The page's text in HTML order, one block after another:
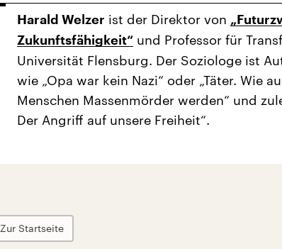
Harald Welzer ist der Direktor von
Zukunftsfähigkeit“ und Professor für
Universität Flensburg. Der Soziologe ist
wie „Opa war kein Nazi“ oder „Täter. Wie
Menschen Massenmörder werden“ und
Der Angriff auf unsere Freiheit“.
Zur Startseite